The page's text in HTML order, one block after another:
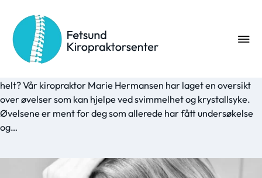
Krystallsyke og svimmelhet – 5
øvelser som hjelper!
Har du fått krystallsyke og blitt svimmel uten å vite hva du skal
helt? Vår kiropraktor Marie Hermansen har laget en oversikt
over øvelser som kan hjelpe ved svimmelhet og krystallsyke.
Øvelsene er ment for deg som allerede har fått undersøkelse
og…